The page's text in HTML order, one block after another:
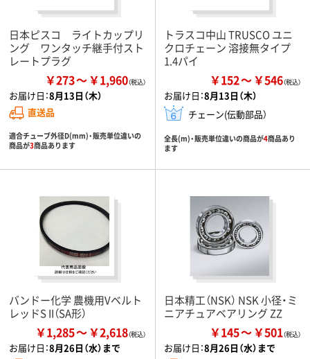
日本ピスコ ライトカップリ
ング ワンタッチ継手付スト
レートプラグ
￥273 ￥1,960
お届け日：8月13日（木）
直送品
適合チューブ外径D(mm)・販売単位違いの
商品が3商品あります
トラスコ中山 TRUSCO ユニ
クロチェーン 溶接無タイプ
1.4パイ
￥152 ￥546
お届け日：8月13日（木）
チェーン(伝動部品）
全長(m)・販売単位違いの商品が4商品あり
ます
バンドー化学 農機用Vベルト
レッドS II（SA形）
￥1,285 ￥2,618
お届け日：8月26日（水）まで
日本精工（NSK） NSK 小径・ミ
ニアチュアベアリング ZZ
￥145 ￥501
お届け日：8月26日（水）まで